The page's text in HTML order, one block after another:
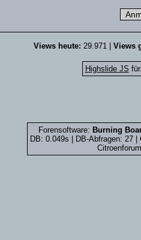
Views heute: 29.971 | Views
Highslide JS
Forensoftware: Burning
DB: 0.049s | DB-Abfragen: 27